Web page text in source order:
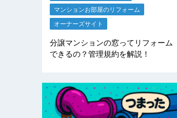
マンションお部屋のリフォーム
オーナーズサイト
分譲マンションの窓ってリフォーム
できるの？管理規約を解説！